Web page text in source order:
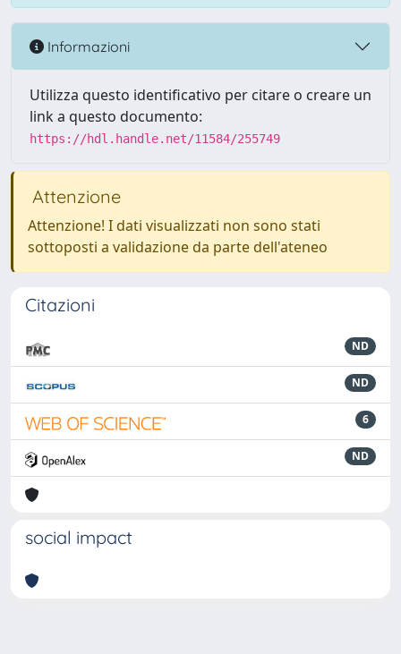
Informazioni
Utilizza questo identificativo per citare o creare un
link a questo documento:
https://hdl.handle.net/11584/255749
Attenzione
Attenzione! I dati visualizzati non sono stati
sottoposti a validazione da parte dell'ateneo
Citazioni
ND
ND
6
ND
social impact